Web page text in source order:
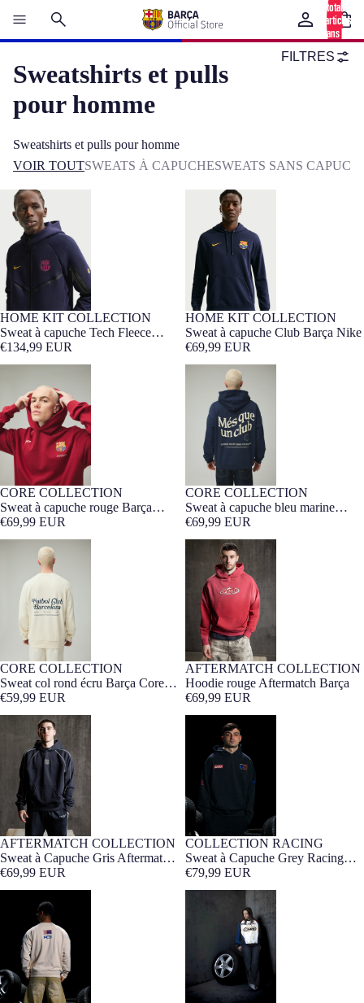
total
d’articles
dans le
Sweatshirts et pulls
pour homme
Sweatshirts et pulls pour homme
FILTRES
VOIR TOUTSWEATS À CAPUCHESWEATS SANS
Sweat à capuche Tech Fleece
Barça Nike
HOME KIT COLLECTION
Sweat à capuche Tech Fleece
Barça Nike
€134,99 EUR
Sweat à capuche Club Barça Nike
HOME KIT COLLECTION
Sweat à capuche Club Barça Nike
€69,99 EUR
Core Anthem
NOUVEAUTÉ
Barça Exclusif
CORE COLLECTION
Sweat à capuche rouge Barça
Core Anthem
€69,99 EUR
Sweat à capuche bleu marine
Barça Core
NOUVEAUTÉ
Barça Exclusif
CORE COLLECTION
Sweat à capuche bleu marine
Barça Core
€69,99 EUR
Sweat col rond écru Barça Core
Anthem
NOUVEAUTÉ
Barça Exclusif
CORE COLLECTION
Sweat col rond écru Barça Core
Anthem
€59,99 EUR
Hoodie rouge Aftermatch Barça
Barça Exclusif
AFTERMATCH COLLECTION
Hoodie rouge Aftermatch Barça
€69,99 EUR
Sweat à Capuche Gris Aftermatch
Épuisé
Barça Exclusif
AFTERMATCH COLLECTION
Sweat à Capuche Gris Aftermatch
Barça
€69,99 EUR
Sweat à Capuche Grey Racing
Unités limitées
Barça Exclusif
COLLECTION RACING
Sweat à Capuche Grey Racing
Barça
€79,99 EUR
Sweat Crew Nylon Racing Barça